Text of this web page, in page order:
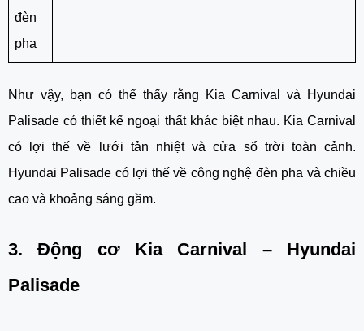
đèn
pha
Như vậy, bạn có thể thấy rằng Kia Carnival và Hyundai
Palisade có thiết kế ngoại thất khác biệt nhau. Kia Carnival
có lợi thế về lưới tản nhiệt và cửa sổ trời toàn cảnh.
Hyundai Palisade có lợi thế về công nghệ đèn pha và chiều
cao và khoảng sáng gầm.
3. Động cơ Kia Carnival – Hyundai
Palisade